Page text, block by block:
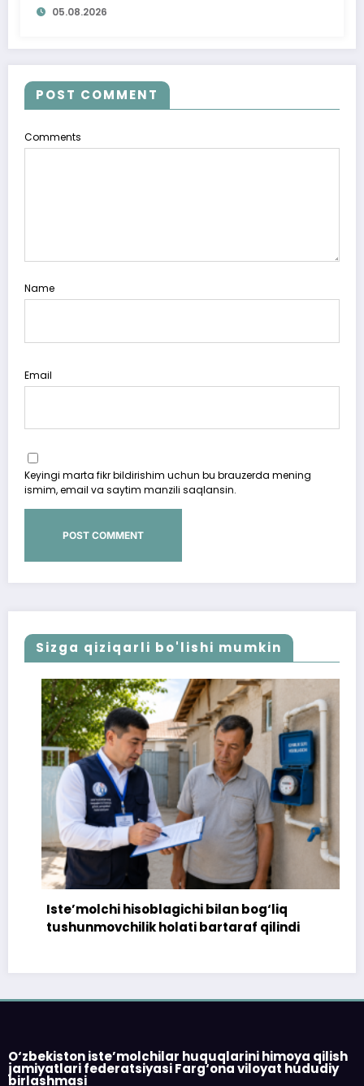
05.08.2026
POST COMMENT
Comments
Name
Email
Keyingi marta fikr bildirishim uchun bu brauzerda mening
ismim, email va saytim manzili saqlansin.
Sizga qiziqarli bo'lishi mumkin
Iste’molchi hisoblagichi bilan bog‘liq
tushunmovchilik holati bartaraf qilindi
O‘zbekiston iste’molchilar huquqlarini himoya qilish
jamiyatlari federatsiyasi Farg‘ona viloyat hududiy
birlashmasi